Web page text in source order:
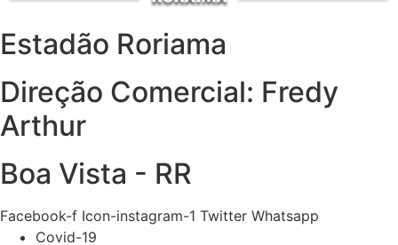
Estadão Roriama
Direção Comercial: Fredy
Arthur
Boa Vista - RR
Facebook-f Icon-instagram-1 Twitter Whatsapp
Covid-19